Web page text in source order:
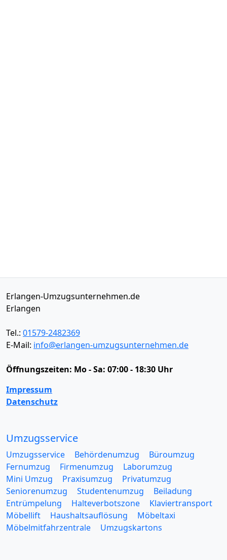
Erlangen-Umzugsunternehmen.de
Erlangen
Tel.: 01579-2482369
E-Mail: info@erlangen-umzugsunternehmen.de
Öffnungszeiten: Mo - Sa: 07:00 - 18:30 Uhr
Impressum
Datenschutz
Umzugsservice
Umzugsservice Behördenumzug
Büroumzug
Fernumzug
Firmenumzug
Laborumzug
Mini Umzug
Praxisumzug
Privatumzug
Seniorenumzug
Studentenumzug
Beiladung
Entrümpelung
Halteverbotszone
Klaviertransport
Möbellift
Haushaltsauflösung
Möbeltaxi
Möbelmitfahrzentrale
Umzugskartons